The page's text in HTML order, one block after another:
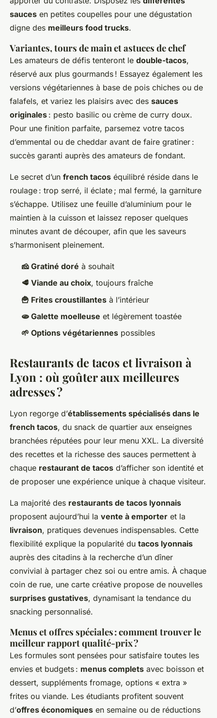
sauces en petites coupelles pour une dégustation
digne des meilleurs food trucks.
Variantes, tours de main et astuces de chef
Les amateurs de défis tenteront le double-tacos,
réservé aux plus gourmands ! Essayez également les
versions végétariennes à base de pois chiches ou de
falafels, et variez les plaisirs avec des sauces
originales : pesto basilic ou crème de curry doux.
Pour une finition parfaite, parsemez votre tacos
d’emmental ou de cheddar avant de faire gratiner :
succès garanti auprès des amateurs de fondant.
Le secret d’un french tacos équilibré réside dans le
roulage : trop serré, il éclate ; mal fermé, la garniture
s’échappe. Utilisez une feuille d’aluminium pour le
maintien à la cuisson et laissez reposer quelques
minutes avant de découper, afin que les saveurs
s’harmonisent pleinement.
🧀 Gratiné doré à souhait
🥩 Viande au choix, toujours fraîche
🍟 Frites croustillantes à l’intérieur
🫓 Galette moelleuse et légèrement toastée
🌱 Options végétariennes possibles
Restaurants de tacos et livraison à
Lyon : où goûter aux meilleures
adresses ?
Lyon regorge d’établissements spécialisés dans le
french tacos, du snack de quartier aux enseignes
branchées réputées pour leur menu XXL. La diversité
des recettes et la richesse des sauces permettent à
chaque restaurant de tacos d’afficher son identité et
de proposer une expérience unique à chaque visiteur.
La majorité des restaurants de tacos lyonnais
proposent aujourd’hui la vente à emporter et la
livraison, pratiques devenues indispensables. Cette
flexibilité explique la popularité du tacos lyonnais
auprès des citadins à la recherche d’un dîner
convivial à partager chez soi ou entre amis. À chaque
coin de rue, une carte créative propose de nouvelles
surprises gustatives, dynamisant la tendance du
snacking personnalisé.
Menus et offres spéciales : comment trouver le
meilleur rapport qualité-prix ?
Les formules sont pensées pour satisfaire toutes les
envies et budgets : menus complets avec boisson et
dessert, suppléments fromage, options « extra »
frites ou viande. Les étudiants profitent souvent
d’offres économiques en semaine ou de réductions